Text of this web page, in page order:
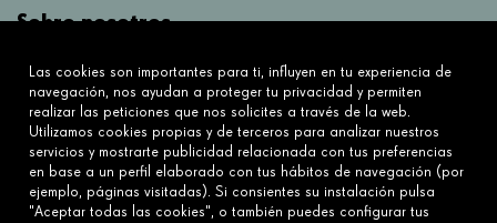
Sobre nosotros
Sobre nosotros
Conecta
Contáctanos
Preguntas frecuentes
Las cookies son importantes para ti, influyen en tu experiencia de
navegación, nos ayudan a proteger tu privacidad y permiten
realizar las peticiones que nos solicites a través de la web.
Utilizamos cookies propias y de terceros para analizar nuestros
servicios y mostrarte publicidad relacionada con tus preferencias
en base a un perfil elaborado con tus hábitos de navegación (por
ejemplo, páginas visitadas). Si consientes su instalación pulsa
"Aceptar todas las cookies", o también puedes configurar tus